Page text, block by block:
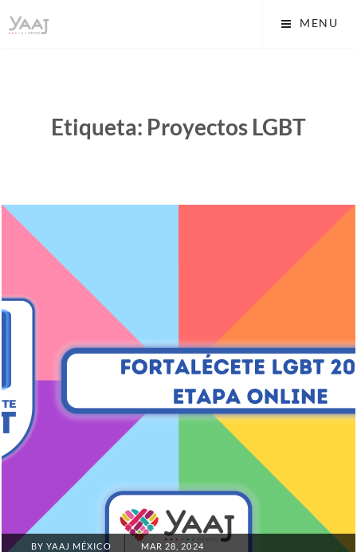
to
Yaaj: Transformando tuMENU
Etiqueta: Proyectos LGBT
BYYAAJ MÉXICO
POSTED
MAR 28, 2024